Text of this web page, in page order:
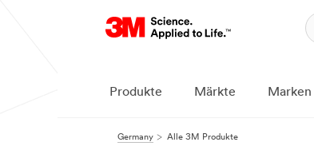
Produkte Märkte Marken
Germany Alle 3M Produkte